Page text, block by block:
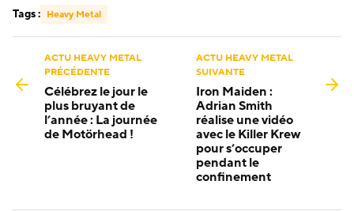
Tags : Heavy Metal
ACTU HEAVY METAL
PRÉCÉDENTE
Célébrez le jour le
plus bruyant de
l’année : La journée
de Motörhead !
ACTU HEAVY METAL
SUIVANTE
Iron Maiden :
Adrian Smith
réalise une vidéo
avec le Killer Krew
pour s’occuper
pendant le
confinement